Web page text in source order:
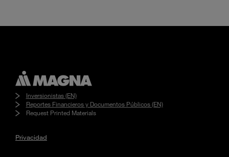
Inversionistas (EN)
Reportes Financieros y Documentos Públicos (EN)
Request Printed Materials
Privacidad